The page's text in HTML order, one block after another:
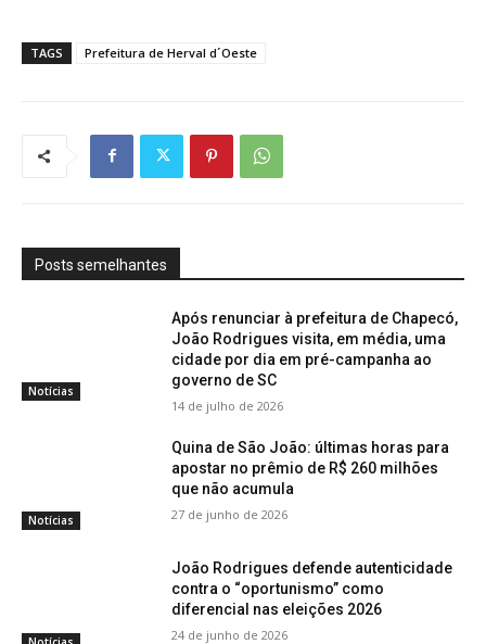
TAGS Prefeitura de Herval d´Oeste
Posts semelhantes
Notícias
Após renunciar à prefeitura de Chapecó,
João Rodrigues visita, em média, uma
cidade por dia em pré-campanha ao
governo de SC
14 de julho de 2026
Notícias
Quina de São João: últimas horas para
apostar no prêmio de R$ 260 milhões
que não acumula
27 de junho de 2026
João Rodrigues defende autenticidade
contra o “oportunismo” como
diferencial nas eleições 2026
24 de junho de 2026